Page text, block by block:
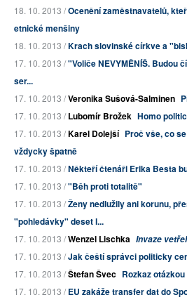
18. 10. 2013 /Ocenění zaměstnavatelů,
etnické menšiny
18. 10. 2013 /Krach slovinské církve a
17. 10. 2013 /"Voliče NEVYMĚNÍŠ. Budou
ser...
17. 10. 2013 /Veronika Sušová-Salminen
17. 10. 2013 /Lubomír Brožek Homo
17. 10. 2013 /Karel Dolejší Proč vše, co
vždycky špatně
17. 10. 2013 /Někteří čtenáři Erika Besta
17. 10. 2013 /"Běh proti totalitě"
17. 10. 2013 /Ženy nedlužily ani korunu,
"pohledávky" deset l...
17. 10. 2013 /Wenzel Lischka Invaze
17. 10. 2013 /Jak čeští správci politicky
17. 10. 2013 /Štefan Švec Rozkaz otázkou
17. 10. 2013 /EU zakáže transfer dat do